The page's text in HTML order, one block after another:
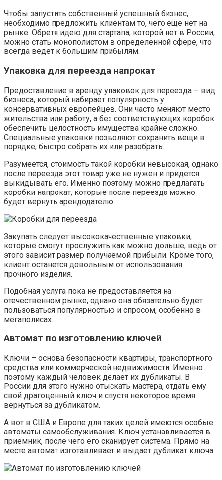
Чтобы запустить собственный успешный бизнес,
необходимо предложить клиентам то, чего еще нет на
рынке. Обретя идею для стартапа, которой нет в России,
можно стать монополистом в определенной сфере, что
всегда ведет к большим прибылям.
Упаковка для переезда напрокат
Предоставление в аренду упаковок для переезда – вид
бизнеса, который набирает популярность у
консервативных европейцев. Они часто меняют место
жительства или работу, а без соответствующих коробок
обеспечить целостность имущества крайне сложно.
Специальные упаковки позволяют сохранить вещи в
порядке, быстро собрать их или разобрать.
Разумеется, стоимость такой коробки невысокая, однако
после переезда этот товар уже не нужен и придется
выкидывать его. Именно поэтому можно предлагать
коробки напрокат, которые после переезда можно
будет вернуть арендодателю.
Закупать следует высококачественные упаковки,
которые смогут прослужить как можно дольше, ведь от
этого зависит размер получаемой прибыли. Кроме того,
клиент останется довольным от использования
прочного изделия.
Подобная услуга пока не предоставляется на
отечественном рынке, однако она обязательно будет
пользоваться популярностью и спросом, особенно в
мегаполисах.
Автомат по изготовлению ключей
Ключи – основа безопасности квартиры, транспортного
средства или коммерческой недвижимости. Именно
поэтому каждый человек делает их дубликаты. В
России для этого нужно отыскать мастера, отдать ему
свой драгоценный ключ и спустя некоторое время
вернуться за дубликатом.
А вот в США и Европе для таких целей имеются особые
автоматы самообслуживания. Ключ устанавливается в
приемник, после чего его сканирует система. Прямо на
месте автомат изготавливает и выдает дубликат ключа.